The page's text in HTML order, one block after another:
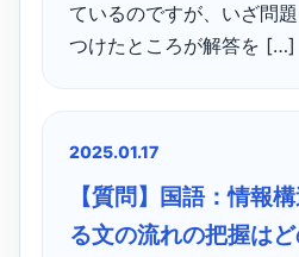
ているのですが、いざ問
つけたところが解答を […]
2025.01.17
【質問】国語：情報
る文の流れの把握は